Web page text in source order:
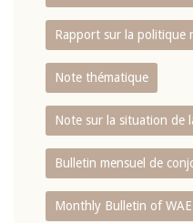
Rapport sur la politique
Note thématique
Note sur la situation de
Bulletin mensuel de
Monthly Bulletin of